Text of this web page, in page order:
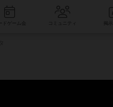
コミュニ